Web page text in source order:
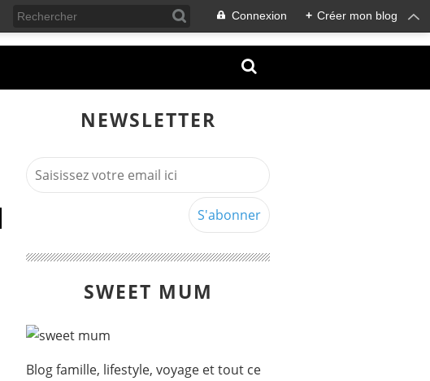
Connexion + Créer mon blog
NEWSLETTER
SWEET MUM
Blog famille, lifestyle, voyage et tout ce